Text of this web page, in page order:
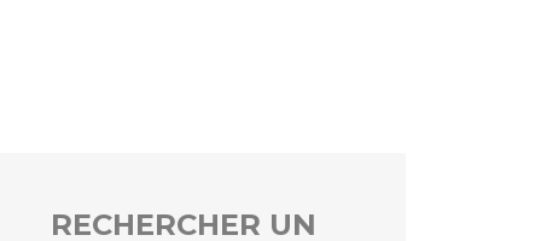
conclus
RECHERCHER UN